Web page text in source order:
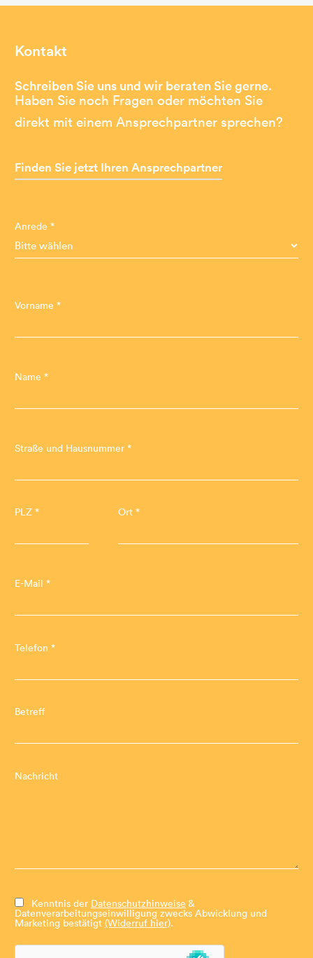
Kontakt
Schreiben Sie uns und wir beraten Sie gerne.
Haben Sie noch Fragen oder möchten Sie
direkt mit einem Ansprechpartner sprechen?
Finden Sie jetzt Ihren Ansprechpartner
Anrede *
Vorname *
Name *
Straße und Hausnummer *
PLZ * Ort *
E-Mail *
Telefon *
Betreff
Nachricht
Kenntnis der Datenschutzhinweise &
Datenverarbeitungseinwilligung zwecks Abwicklung und
Marketing bestätigt (Widerruf hier).